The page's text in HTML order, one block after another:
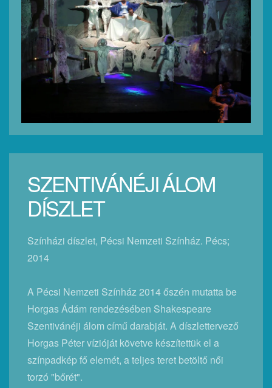
SZENTIVÁNÉJI ÁLOM
DÍSZLET
Színházi díszlet, Pécsi Nemzeti Színház. Pécs;
2014
A Pécsi Nemzeti Színház 2014 őszén mutatta be
Horgas Ádám rendezésében Shakespeare
Szentivánéji álom című darabját. A díszlettervező
Horgas Péter vízióját követve készítettük el a
színpadkép fő elemét, a teljes teret betöltő női
torzó "bőrét".